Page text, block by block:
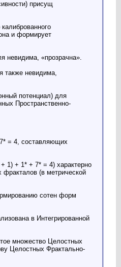
присущ
и формирует
невидима, «прозрачна».
также невидима,
потенциал) для
Пространственно-
= 4, составляющих
1) + 1* + 7* = 4) характерно
фракталов (в метрической
сотен форм
в Интегрированной
множество Целостных
Целостных Фрактально-